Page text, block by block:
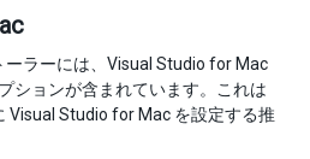
ラーには、Visual Studio for Mac
ションが含まれています。これは
Visual Studio for Mac を設定する推